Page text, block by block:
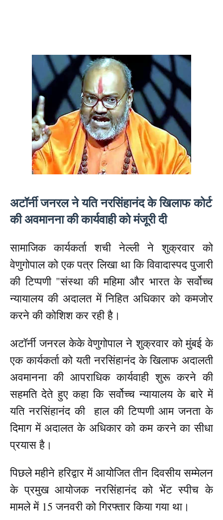
अटॉर्नी जनरल ने यति नरसिंहानंद के खिलाफ कोर्ट
की अवमानना ​​की कार्यवाही को मंजूरी दी
सामाजिक कार्यकर्ता शची नेल्ली ने शुक्रवार को
वेणुगोपाल को एक पत्र लिखा था कि विवादास्पद पुजारी
की टिप्पणी "संस्था की महिमा और भारत के सर्वोच्च
न्यायालय की अदालत में निहित अधिकार को कमजोर
करने की कोशिश कर रही है।
अटॉर्नी जनरल केके वेणुगोपाल ने शुक्रवार को मुंबई के
एक कार्यकर्ता को यती नरसिंहानंद के खिलाफ अदालती
अवमानना ​​की आपराधिक कार्यवाही शुरू करने की
सहमति देते हुए कहा कि सर्वोच्च न्यायालय के बारे में
यति नरसिंहानंद की हाल की टिप्पणी आम जनता के
दिमाग में अदालत के अधिकार को कम करने का सीधा
प्रयास है।
पिछले महीने हरिद्वार में आयोजित तीन दिवसीय सम्मेलन
के प्रमुख आयोजक नरसिंहानंद को भेंट स्पीच के
मामले में 15 जनवरी को गिरफ्तार किया गया था।